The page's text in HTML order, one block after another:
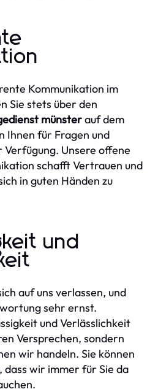
Kommunikation im
Sie stets über den
münsterauf dem
Ihnen für Fragen und
Unsere offene
schafft Vertrauen und
in guten Händen zu
und
auf uns verlassen, und
sehr ernst.
und Verlässlichkeit
Versprechen, sondern
wir handeln. Sie können
dass wir immer für Sie da